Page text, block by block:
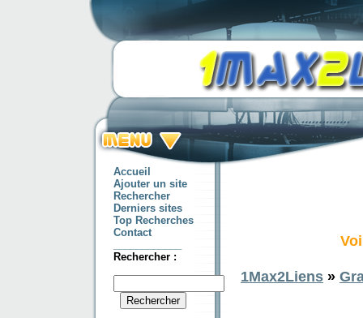
Accueil
Ajouter un site
Rechercher
Derniers sites
Top Recherches
Contact
Rechercher :
1Max2Liens »